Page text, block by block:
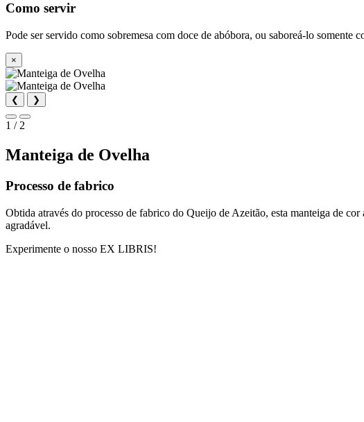
Como servir
Pode ser servido como sobremesa com doce de abóbora, ou saboreá-lo somente
×
❮ ❯
1 / 2
Manteiga de Ovelha
Processo de fabrico
Obtida através do processo de fabrico do Queijo de Azeitão, esta manteiga de
agradável.
Experimente o nosso EX LIBRIS!